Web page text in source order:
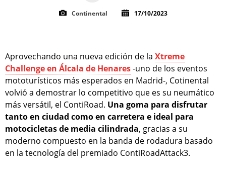
Continental 17/10/2023
Aprovechando una nueva edición de la Xtreme
Challenge en Álcala de Henares-uno de los eventos
mototurísticos más esperados en Madrid-, Cotinental
volvió a demostrar lo competitivo que es su neumático
más versátil, el ContiRoad. Una goma para disfrutar
tanto en ciudad como en carretera e ideal para
motocicletas de media cilindrada, gracias a su
moderno compuesto en la banda de rodadura basado
en la tecnología del premiado ContiRoadAttack3.